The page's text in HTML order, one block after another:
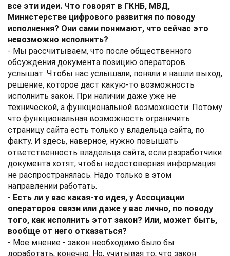
все эти идеи. Что говорят в ГКНБ, МВД,
Министерстве цифрового развития по поводу
исполнения? Они сами понимают, что сейчас это
невозможно исполнить?
- Мы рассчитываем, что после общественного
обсуждения документа позицию операторов
услышат. Чтобы нас услышали, поняли и нашли выход,
решение, которое даст какую-то возможность
исполнить закон. При наличии даже уже не
технической, а функциональной возможности. Потому
что функциональная возможность ограничить
страницу сайта есть только у владельца сайта, по
факту. И здесь, наверное, нужно повышать
ответственность владельца сайта, если разработчики
документа хотят, чтобы недостоверная информация
не распространялась. Надо только в этом
направлении работать.
- Есть ли у вас какая-то идея, у Ассоциации
операторов связи или даже у вас лично, по поводу
того, как исполнить этот закон? Или, может быть,
вообще от него отказаться?
- Мое мнение - закон необходимо было бы
доработать, конечно. Но, учитывая то, что закон